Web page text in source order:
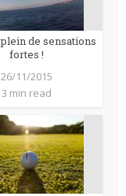
de sensations
fortes !
26/11/2015
3 min read